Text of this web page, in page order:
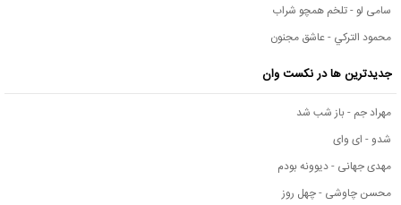
سامی لو - تلخم همچو شراب
محمود التركي - عاشق مجنون
جدیدترین ها در نکست وان
مهراد جم - باز شب شد
شدو - ای وای
مهدی جهانی - دیوونه بودم
محسن چاوشی - چهل روز